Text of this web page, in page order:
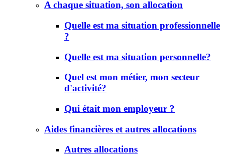
A chaque situation, son allocation
Quelle est ma situation professionnelle
?
Quelle est ma situation personnelle?
Quel est mon métier, mon secteur
d'activité?
Qui était mon employeur ?
Aides financières et autres allocations
Autres allocations